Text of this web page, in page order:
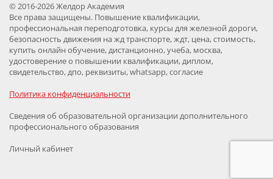
© 2016-2026 Желдор Академия
Все права защищены. Повышение квалификации,
профессиональная переподготовка, курсы для железной дороги,
безопасность движения на жд транспорте, ждт, цена, стоимость,
купить онлайн обучение, дистанционно, учеба, москва,
удостоверение о повышении квалификации, диплом,
свидетельство, дпо, реквизиты, whatsapp, согласие
Политика конфиденциальности
Сведения об образовательной организации дополнительного
профессионального образования
Личный кабинет